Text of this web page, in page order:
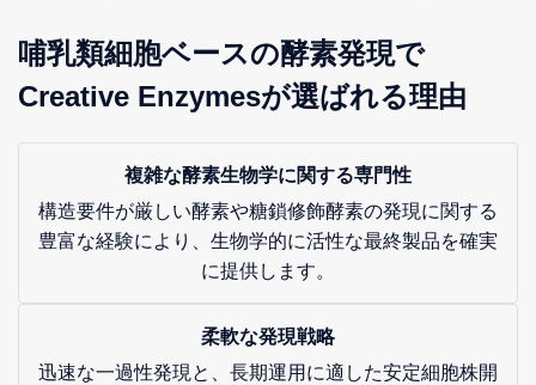
哺乳類細胞ベースの酵素発現で
Creative Enzymesが選ばれる理由
複雑な酵素生物学に関する専門性
構造要件が厳しい酵素や糖鎖修飾酵素の発現に関する
豊富な経験により、生物学的に活性な最終製品を確実
に提供します。
柔軟な発現戦略
迅速な一過性発現と、長期運用に適した安定細胞株開